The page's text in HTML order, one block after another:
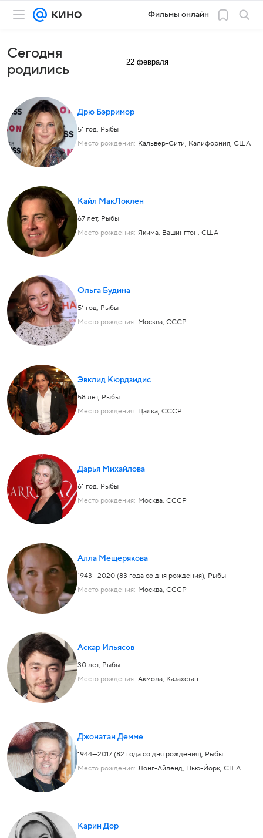
Фильмы онлайн
Сегодня
родились
Дрю Бэрримор
51 год, Рыбы
Место рождения: Кальвер-Сити, Калифорния, США
Кайл МакЛоклен
67 лет, Рыбы
Место рождения: Якима, Вашингтон, США
Ольга Будина
51 год, Рыбы
Место рождения: Москва, СССР
Эвклид Кюрдзидис
58 лет, Рыбы
Место рождения: Цалка, СССР
Дарья Михайлова
61 год, Рыбы
Место рождения: Москва, СССР
Алла Мещерякова
1943—2020 (83 года со дня рождения), Рыбы
Место рождения: Москва, СССР
Аскар Ильясов
30 лет, Рыбы
Место рождения: Акмола, Казахстан
Джонатан Демме
1944—2017 (82 года со дня рождения), Рыбы
Место рождения: Лонг-Айленд, Нью-Йорк, США
Карин Дор